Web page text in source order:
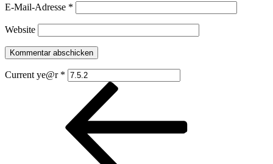
E-Mail-Adresse *
Website
Current ye@r *
Beitragsnavigation